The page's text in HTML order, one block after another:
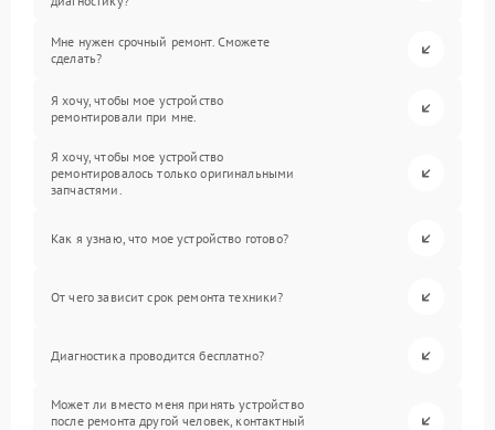
Мне нужен срочный ремонт. Сможете
сделать?
Я хочу, чтобы мое устройство
ремонтировали при мне.
Я хочу, чтобы мое устройство
ремонтировалось только оригинальными
запчастями.
Как я узнаю, что мое устройство готово?
От чего зависит срок ремонта техники?
Диагностика проводится бесплатно?
Может ли вместо меня принять устройство
после ремонта другой человек, контактный